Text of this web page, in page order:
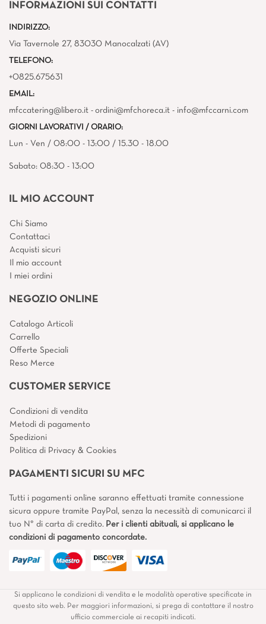
INFORMAZIONI SUI CONTATTI
INDIRIZZO:
Via Tavernole 27, 83030 Manocalzati (AV)
TELEFONO:
+0825.675631
EMAIL:
mfccatering@libero.it - ordini@mfchoreca.it - info@mfccarni.com
GIORNI LAVORATIVI / ORARIO:
Lun - Ven / 08:00 - 13:00 / 15.30 - 18.00
Sabato: 08:30 - 13:00
IL MIO ACCOUNT
Chi Siamo
Contattaci
Acquisti sicuri
Il mio account
I miei ordini
NEGOZIO ONLINE
Catalogo Articoli
Carrello
Offerte Speciali
Reso Merce
CUSTOMER SERVICE
Condizioni di vendita
Metodi di pagamento
Spedizioni
Politica di Privacy & Cookies
PAGAMENTI SICURI SU MFC
Tutti i pagamenti online saranno effettuati tramite connessione
sicura oppure tramite PayPal, senza la necessità di comunicarci il
tuo N° di carta di credito. Per i clienti abituali, si applicano le
condizioni di pagamento concordate.
Si applicano le condizioni di vendita e le modalità operative specificate in
questo sito web. Per maggiori informazioni, si prega di contattare il nostro
ufficio commerciale ai recapiti indicati.